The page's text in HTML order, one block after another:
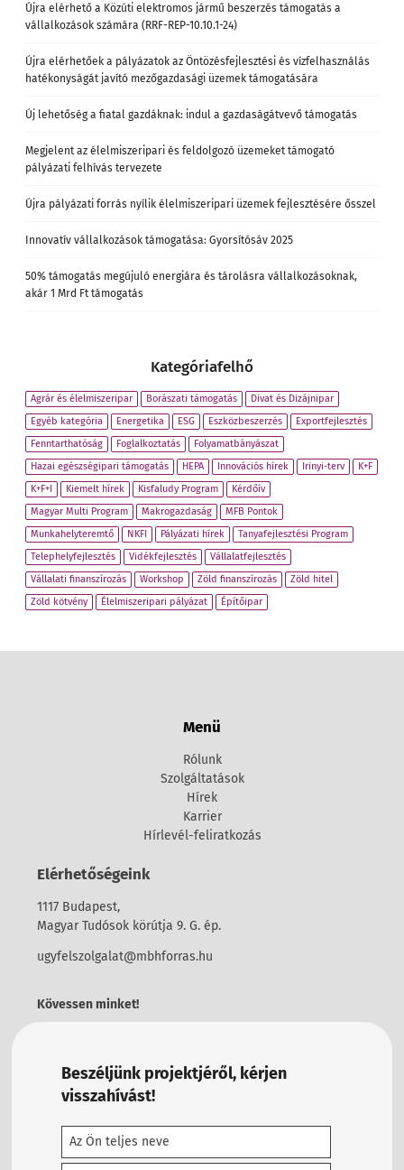
Újra elérhető a Közúti elektromos jármű beszerzés támogatás a
vállalkozások számára (RRF-REP-10.10.1-24)
Újra elérhetőek a pályázatok az Öntözésfejlesztési és vízfelhasználás
hatékonyságát javító mezőgazdasági üzemek támogatására
Új lehetőség a fiatal gazdáknak: indul a gazdaságátvevő támogatás
Megjelent az élelmiszeripari és feldolgozó üzemeket támogató
pályázati felhívás tervezete
Újra pályázati forrás nyílik élelmiszeripari üzemek fejlesztésére ősszel
Innovatív vállalkozások támogatása: Gyorsítósáv 2025
50% támogatás megújuló energiára és tárolásra vállalkozásoknak,
akár 1 Mrd Ft támogatás
Kategóriafelhő
Agrár és élelmiszeripar Borászati támogatás
Divat és Dizájnipar
Egyéb kategória
Energetika ESG Eszközbeszerzés
Exportfejlesztés
Fenntarthatóság
Foglalkoztatás
Folyamatbányászat
Hazai egészségipari támogatás
HEPA Innovációs hírek Irinyi-terv
K+F
K+F+I
Kiemelt hírek Kisfaludy Program
Kérdőív
Magyar Multi Program
Makrogazdaság
MFB Pontok
Munkahelyteremtő
NKFI Pályázati hírek
Tanyafejlesztési Program
Telephelyfejlesztés
Vidékfejlesztés
Vállalatfejlesztés
Vállalati finanszírozás
Workshop Zöld finanszírozás
Zöld hitel
Zöld kötvény
Élelmiszeripari pályázat Építőipar
Menü
Rólunk
Szolgáltatások
Hírek
Karrier
Hírlevél-feliratkozás
Elérhetőségeink
1117 Budapest,
Magyar Tudósok körútja 9. G. ép.
ugyfelszolgalat@mbhforras.hu
Kövessen minket!
Beszéljünk projektjéről, kérjen
visszahívást!